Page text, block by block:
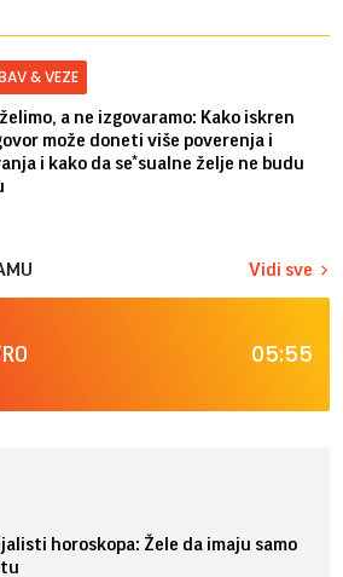
& VEZE
a ne izgovaramo: Kako iskren
može doneti više poverenja i
i kako da se*sualne želje ne budu
Vidi sve
05:55
horoskopa: Žele da imaju samo